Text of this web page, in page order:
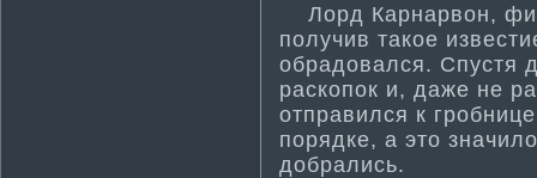
Лорд Карнарвон,
получив такое
обрадовался. Спустя
раскопок и, даже не
отправился к
порядке, а это
добрались.